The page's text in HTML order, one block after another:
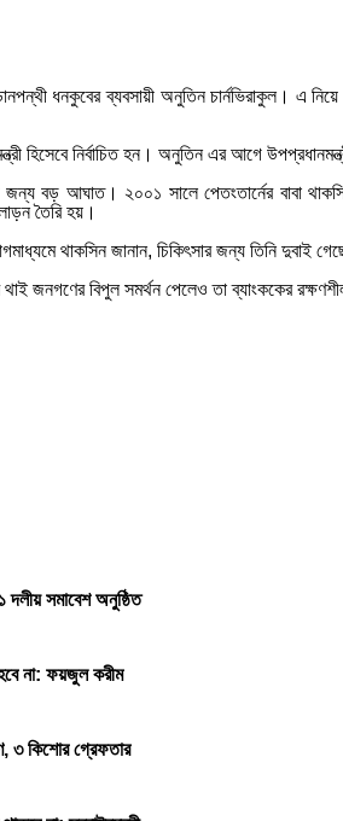
ডানপন্থী ধনকুবের ব্যবসায়ী অনুতিন চার্নভিরাকুল।
হিসেবে নির্বাচিত হন। অনুতিন এর আগে
জন্য বড় আঘাত। ২০০১ সালে পেতংতার্নের বাবা
তৈরি হয়।
থাকসিন জানান, চিকিৎসার জন্য তিনি দুবাই
জনগণের বিপুল সমর্থন পেলেও তা ব্যাংককের
সমাবেশ অনুষ্ঠিত
না: ফয়জুল করীম
৩ কিশোর গ্রেফতার